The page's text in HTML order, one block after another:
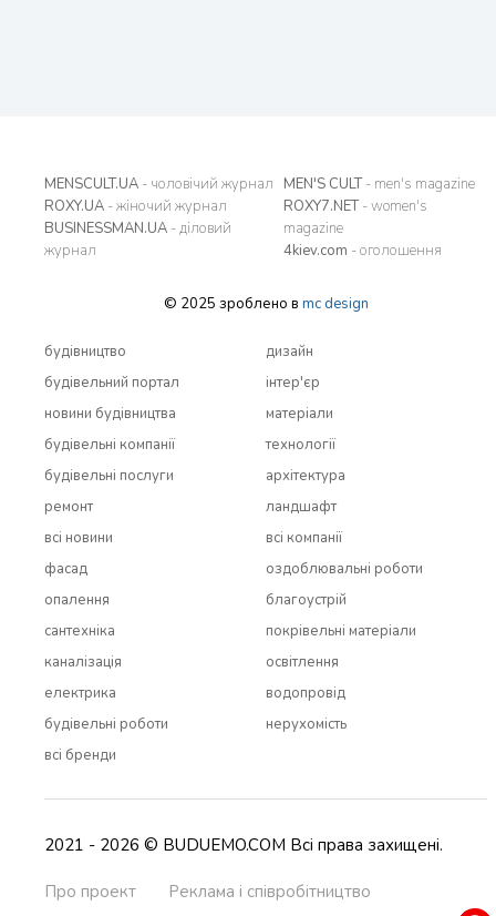
MENSCULT.UA - чоловічий журнал
ROXY.UA - жіночий журнал
BUSINESSMAN.UA - діловий
журнал
MEN'S CULT- men's magazine
ROXY7.NET- women's
magazine
4kiev.com - оголошення
© 2025 зроблено в mc design
будівництво
будівельний портал
новини будівництва
будівельні компанії
будівельні послуги
ремонт
всi новини
дизайн
інтер'єр
матеріали
технології
архітектура
ландшафт
всi компанії
фасад
опалення
сантехніка
каналізація
електрика
будівельні роботи
всi бренди
оздоблювальні роботи
благоустрій
покрівельні матеріали
освітлення
водопровід
нерухомість
2021 - 2026 © BUDUEMO.COM Всі права захищені.
Про проект Реклама і співробітництво